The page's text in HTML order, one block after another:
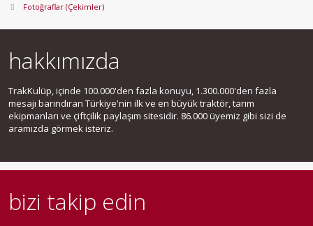
Fotoğraflar (Çekimler)
hakkımızda
TrakKulüp, içinde 100.000'den fazla konuyu, 1.300.000'den fazla
mesajı barındıran Türkiye'nin ilk ve en büyük traktör, tarım
ekipmanları ve çiftçilik paylaşım sitesidir. 86.000 üyemiz gibi sizi de
aramızda görmek isteriz.
bizi takip edin